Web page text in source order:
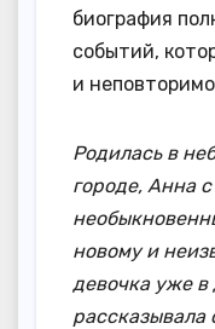
биография
событий,
и
Родилась в
городе, Анна
новому и
девочка уже в
рассказывала